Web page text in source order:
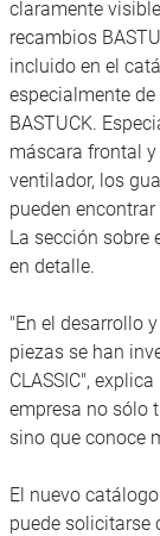
claramente
recambios
incluido en el
especialmente
BASTUCK.
máscara frontal
ventilador, los
pueden
La sección sobre
en detalle.
"En el desarrollo
piezas se han
CLASSIC",
empresa no sólo
sino que conoce
El nuevo
puede solicitarse